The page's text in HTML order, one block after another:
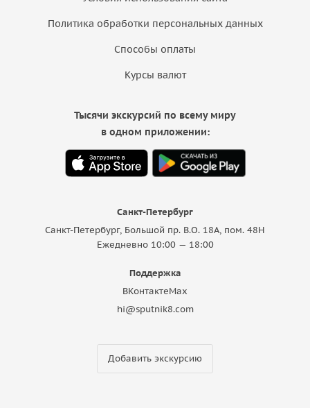
Политика обработки персональных данных
Способы оплаты
Курсы валют
Санкт-Петербург
Санкт-Петербург, Большой пр. В.О. 18A, пом. 48Н
Ежедневно 10:00 — 18:00
Поддержка
ВКонтактеMax
hi@sputnik8.com
Добавить экскурсию
Тысячи экскурсий по всему миру
в одном приложении: